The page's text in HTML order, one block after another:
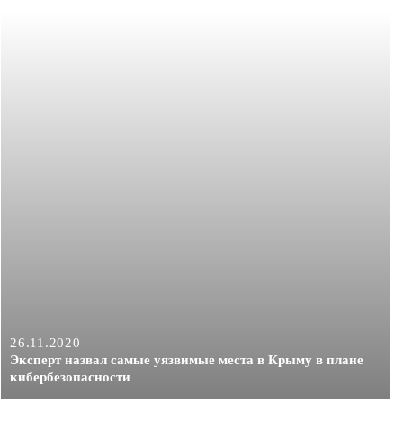
26.11.2020
Эксперт назвал самые уязвимые места в Крыму в плане
кибербезопасности